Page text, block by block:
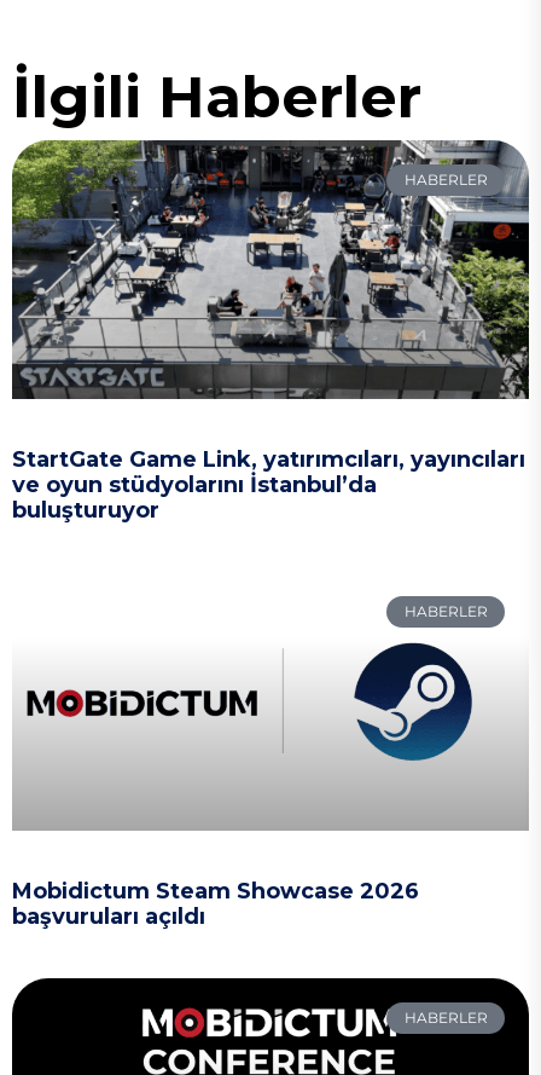
İlgili Haberler
HABERLER
StartGate Game Link, yatırımcıları, yayıncıları
ve oyun stüdyolarını İstanbul’da
buluşturuyor
HABERLER
Mobidictum Steam Showcase 2026
başvuruları açıldı
HABERLER